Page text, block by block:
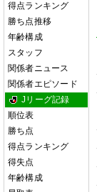
得点ランキング
勝ち点推移
年齢構成
スタッフ
関係者ニュース
関係者エピソード
Jリーグ記録
順位表
勝ち点
得点ランキング
得失点
年齢構成